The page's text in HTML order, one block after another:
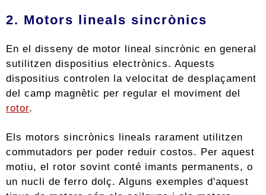
2. Motors lineals sincrònics
En el disseny de motor lineal sincrònic en general
sutilitzen dispositius electrònics. Aquests
dispositius controlen la velocitat de desplaçament
del camp magnètic per regular el moviment del
rotor.
Els motors sincrònics lineals rarament utilitzen
commutadors per poder reduir costos. Per aquest
motiu, el rotor sovint conté imants permanents, o
un nucli de ferro dolç. Alguns exemples d'aquest